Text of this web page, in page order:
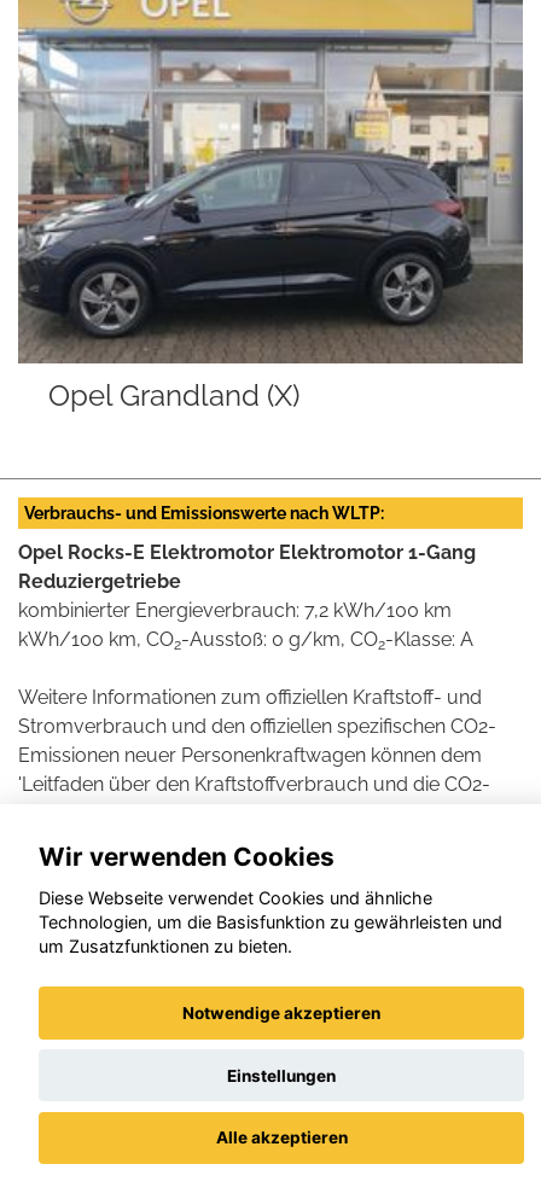
Opel Grandland (X)
Verbrauchs- und Emissionswerte nach WLTP:
Opel Rocks-E Elektromotor Elektromotor 1-Gang
Reduziergetriebe
kombinierter Energieverbrauch: 7,2 kWh/100 km
kWh/100 km, CO2-Ausstoß: 0 g/km, CO2-Klasse: A
Weitere Informationen zum offiziellen Kraftstoff- und
Stromverbrauch und den offiziellen spezifischen CO2-
Emissionen neuer Personenkraftwagen können dem
'Leitfaden über den Kraftstoffverbrauch und die CO2-
werden, der an allen Verkaufsstellen und bei der DAT
Deutsche Automobil Treuhand GmbH , Helmuth-Hirth-
Straße 1, D-73760 Ostfildern unentgeltlich erhältlich ist.
Wir verwenden Cookies
Diese Webseite verwendet Cookies und ähnliche
Technologien, um die Basisfunktion zu gewährleisten und
um Zusatzfunktionen zu bieten.
Notwendige akzeptieren
Einstellungen
Alle akzeptieren